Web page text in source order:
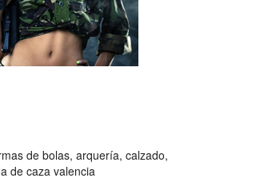
de bolas, arquería, calzado,
de caza valencia